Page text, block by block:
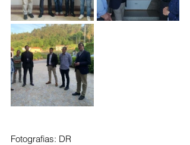
Fotografias: DR